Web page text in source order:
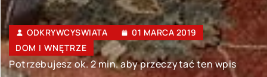
ODKRYWCYSWIATA
01 MARCA 2019
DOM I WNĘTRZE
Potrzebujesz ok. 2 min. aby przeczytać ten wpis